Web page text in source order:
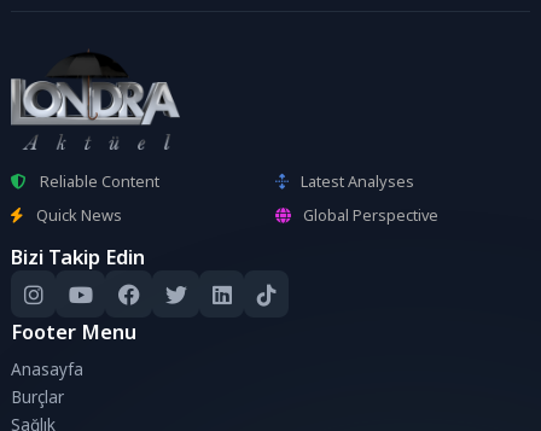
Reliable Content
Latest Analyses
Quick News
Global Perspective
Bizi Takip Edin
Footer Menu
Anasayfa
Burçlar
Sağlık